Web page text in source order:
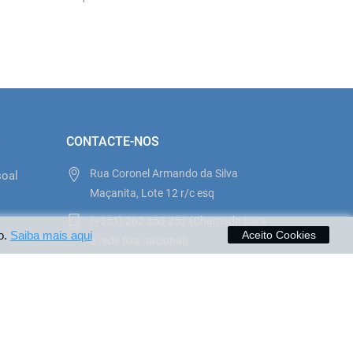
Saiba mais aqui Aceito Cookies
CONTACTE-NOS
Rua Coronel Armando da Silva
Maçanita, Lote 12 r/c esq
(+351) 282 353 257 (Chamada para
a rede fixa nacional)